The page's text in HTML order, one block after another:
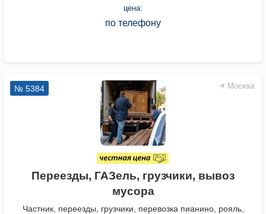
цена:
по телефону
Москва
№ 5384
Переезды, ГАЗель, грузчики, вывоз
мусора
Частник, переезды, грузчики, перевозка пианино, рояль,